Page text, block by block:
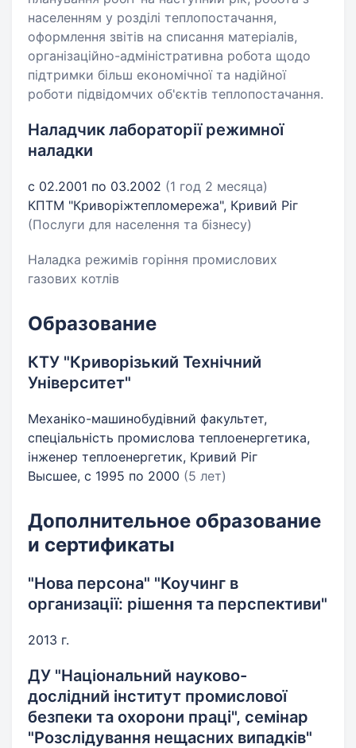
населенням у розділі теплопостачання,
оформлення звітів на списання матеріалів,
організаційно-адміністративна робота щодо
підтримки більш економічної та надійної
роботи підвідомчих об'єктів теплопостачання.
Наладчик лабораторії режимної
наладки
с 02.2001 по 03.2002 (1 год 2 месяца)
КПТМ "Криворіжтепломережа", Кривий Ріг
(Послуги для населення та бізнесу)
Наладка режимів горіння промислових
газових котлів
Образование
КТУ "Криворізький Технічний
Університет"
Механіко-машинобудівний факультет,
спеціальність промислова теплоенергетика,
інженер теплоенергетик, Кривий Ріг
Высшее, с 1995 по 2000 (5 лет)
Дополнительное образование
и сертификаты
"Нова персона" "Коучинг в
организації: рішення та перспективи"
2013 г.
ДУ "Національний науково-
дослідний інститут промислової
безпеки та охорони праці", семінар
"Розслідування нещасних випадків"